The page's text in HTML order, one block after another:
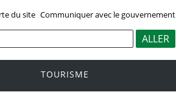
du site Communiquer avec le gouvernement
TOURISME